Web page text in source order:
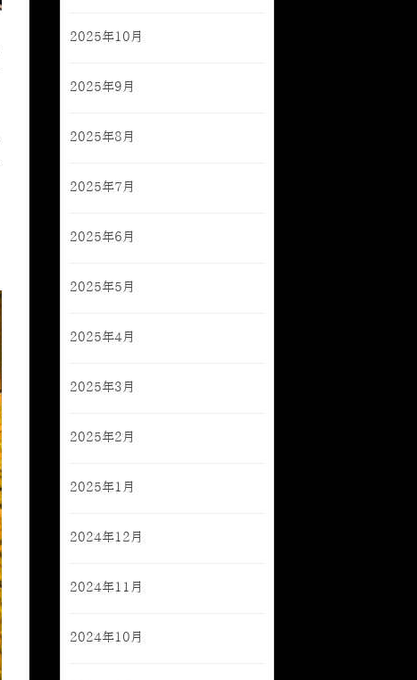
2025年10月
2025年9月
2025年8月
2025年7月
2025年6月
2025年5月
2025年4月
2025年3月
2025年2月
2025年1月
2024年12月
2024年11月
2024年10月